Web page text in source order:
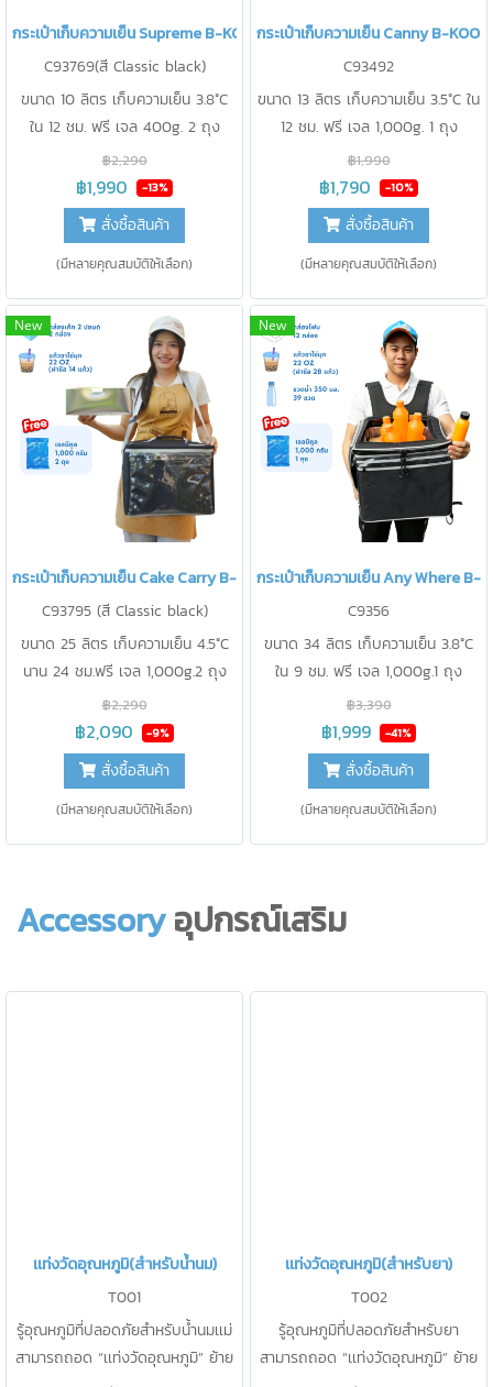
กระเป๋าเก็บความเย็น Supreme B-KOOL
C93769(สี Classic black)
ขนาด 10 ลิตร เก็บความเย็น 3.8°C
ใน 12 ชม. ฟรี เจล 400g. 2 ถุง
รองรับน้ำหนัก 8-10 กิโลกรัม ใช้
เป็นกระเป๋าส่งอาหาร/เครื่องดื่ม
ขนาดกะทัดรัด สะพาย และใส่ข้าว
กล่องได้ 3-4 กล่อง
฿2,290
฿1,990 -13%
สั่งซื้อสินค้า
(มีหลายคุณสมบัติให้เลือก)
กระเป๋าเก็บความเย็น Canny B-KOOL
C93492
ขนาด 13 ลิตร เก็บความเย็น 3.5°C ใน
12 ชม. ฟรี เจล 1,000g. 1 ถุง
รองรับน้ำหนัก 10-15 กิโลกรัม ใช้
เป็นกระเป๋าส่งอาหาร/เครื่องดื่ม
ขนาดกะทัดรัด สะพายข้าง หรือรัดมอ
เตอร์ไซด์ก็ได้ มีซิปกันน้ำและใส่เครื่อง
ดื่มได้ 6 แก้ว
฿1,990
฿1,790 -10%
สั่งซื้อสินค้า
(มีหลายคุณสมบัติให้เลือก)
New
กระเป๋าเก็บความเย็น Cake Carry B-KOOL
C93795 (สี Classic black)
ขนาด 25 ลิตร เก็บความเย็น 4.5°C
นาน 24 ชม.ฟรี เจล 1,000g.2 ถุง
รองรับน้ำหนัก 15-20 กิโลกรัม ใหม่!!
เหมาะสำหรับใส่เค้ก 2 ปอนด์ ได้ 2
กล่อง/น้ำผลไม้/แซนวิช/ซูชิ ด้านหน้า
มีช่อง “ใส่โลโก้เองได้”สายปรับระดับ
ได้ พร้อม แผ่นรองรับที่บ่าไม่ให้เมื่อย
สะอาดที่ง่าย น้ำไม่รั่วซึม
฿2,290
฿2,090 -9%
สั่งซื้อสินค้า
(มีหลายคุณสมบัติให้เลือก)
New
กระเป๋าเก็บความเย็น Any Where B-
C9356
ขนาด 34 ลิตร เก็บความเย็น 3.8°C
ใน 9 ชม. ฟรี เจล 1,000g.1 ถุง
รองรับน้ำหนัก 15-25 กิโลกรัม ใหม่!!มี
ช่องเปิดฝา ด้านบนโชว์ สินค้าได้ดี
เหมาะสำหรับยืนขาย น้ำผลไม้ แซนวิช
ซูชิ หยิบสะดวกไม่ต้องเปิดซิป หิ้ว
สบาย ไม่ปวดไหล่ ด้วย สาย
มอเตอร์ไซค์ได้ น้ำไม่รั่วซึม
฿3,390
฿1,999 -41%
สั่งซื้อสินค้า
(มีหลายคุณสมบัติให้เลือก)
Accessoryอุปกรณ์เสริม
เเท่งวัดอุณหภูมิ(สำหรับน้ำนม)
T001
รู้อุณหภูมิที่ปลอดภัยสำหรับน้ำนมเเม่
สามารถถอด “เเท่งวัดอุณหภูมิ” ย้าย
เเท่งวัดอุณหภูมิ(สำหรับยา)
T002
รู้อุณหภูมิที่ปลอดภัยสำหรับยา
สามารถถอด “เเท่งวัดอุณหภูมิ” ย้าย